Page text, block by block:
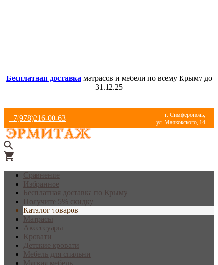
Бесплатная доставка матрасов и мебели по всему Крыму до
31.12.25
+7(978)216-00-63
г. Симферополь,
ул. Маяковского, 14
Сравнение
Избранное
Бесплатная доставка по Крыму
Получите 5% скидку
Каталог товаров
Матрасы
Аксессуары
Кровати
Детские кровати
Мебель для спальни
Мягкая мебель